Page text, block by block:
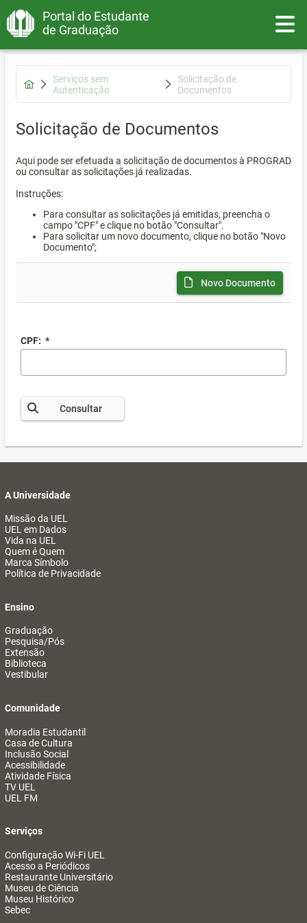
Portal do Estudante
de Graduação
Serviços sem
Autenticação
Solicitação de
Documentos
Solicitação de Documentos
Aqui pode ser efetuada a solicitação de documentos à PROGRAD
ou consultar as solicitações já realizadas.
Instruções:
Para consultar as solicitações já emitidas, preencha o
campo "CPF" e clique no botão "Consultar".
Para solicitar um novo documento, clique no botão "Novo
Documento";
Novo Documento
CPF: *
Consultar
A Universidade
Missão da UEL
UEL em Dados
Vida na UEL
Quem é Quem
Marca Símbolo
Política de Privacidade
Ensino
Graduação
Pesquisa/Pós
Extensão
Biblioteca
Vestibular
Comunidade
Moradia Estudantil
Casa de Cultura
Inclusão Social
Acessibilidade
Atividade Física
TV UEL
UEL FM
Serviços
Configuração Wi-Fi UEL
Acesso a Periódicos
Restaurante Universitário
Museu de Ciência
Museu Histórico
Sebec